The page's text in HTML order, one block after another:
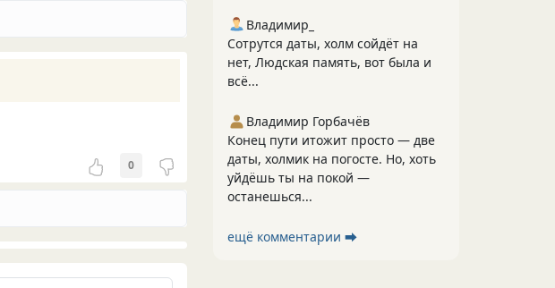
0
Владимир_
Сотрутся даты, холм сойдёт на
нет, Людская память, вот была и
всё...
Владимир Горбачёв
Конец пути итожит просто — две
даты, холмик на погосте. Но, хоть
уйдёшь ты на покой —
останешься...
ещё комментарии ⮕